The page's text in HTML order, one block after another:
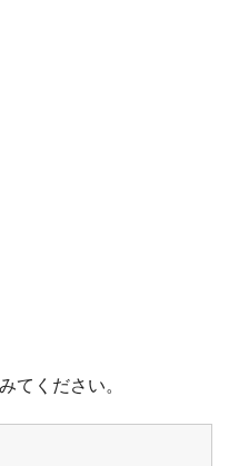
てください。